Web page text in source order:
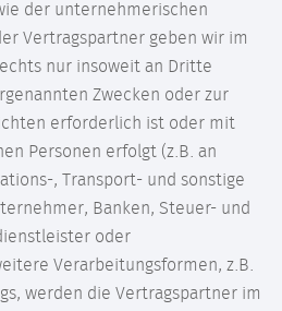
der unternehmerischen
Vertragspartner geben wir im
nur insoweit an Dritte
Zwecken oder zur
erforderlich ist oder mit
Personen erfolgt (z.B. an
, Transport- und sonstige
Banken, Steuer- und
oder
Verarbeitungsformen, z.B.
werden die Vertragspartner im